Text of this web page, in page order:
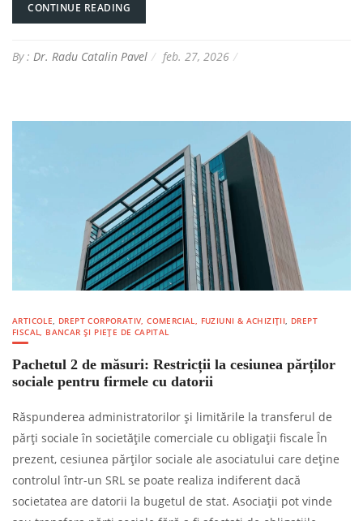
CONTINUE READING
By : Dr. Radu Catalin Pavel feb. 27, 2026
ARTICOLE, DREPT CORPORATIV, COMERCIAL, FUZIUNI & ACHIZIȚII, DREPT
FISCAL, BANCAR ȘI PIEȚE DE CAPITAL
Pachetul 2 de măsuri: Restricții la cesiunea părților
sociale pentru firmele cu datorii
Răspunderea administratorilor și limitările la transferul de
părți sociale în societățile comerciale cu obligații fiscale În
prezent, cesiunea părților sociale ale asociatului care deține
controlul într-un SRL se poate realiza indiferent dacă
societatea are datorii la bugetul de stat. Asociații pot vinde